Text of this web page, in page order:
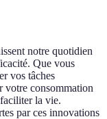
notre quotidien
Que vous
vos tâches
votre consommation
la vie.
par ces innovations